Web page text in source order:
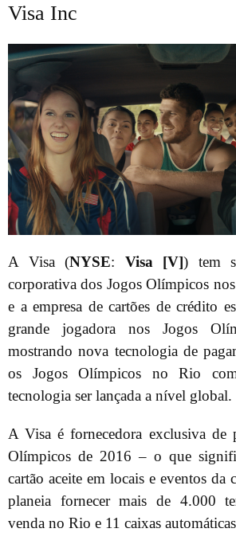
Visa Inc
A Visa (NYSE: Visa [V]) tem
corporativa dos Jogos Olímpicos
e a empresa de cartões de crédito
grande jogadora nos Jogos
mostrando nova tecnologia de
os Jogos Olímpicos no Rio
tecnologia ser lançada a nível global.
A Visa é fornecedora exclusiva de
Olímpicos de 2016 – o que
cartão aceite em locais e eventos da
planeia fornecer mais de 4.000
venda no Rio e 11 caixas